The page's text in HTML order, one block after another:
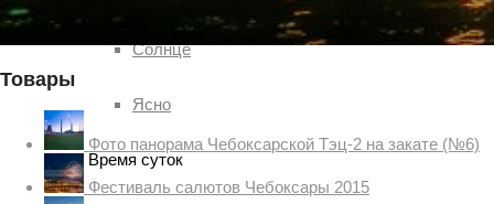
Солнце
Ясно
Время суток
Товары
Фото панорама Чебоксарской Тэц-2 на закате (№6)
Фестиваль салютов Чебоксары 2015